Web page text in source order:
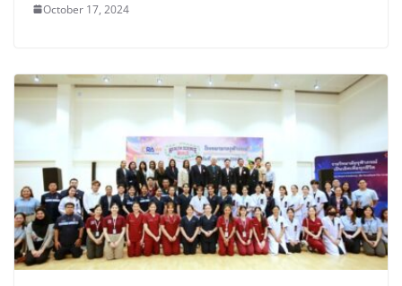
October 17, 2024